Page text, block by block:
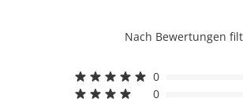
Nach Bewertungen
0
0